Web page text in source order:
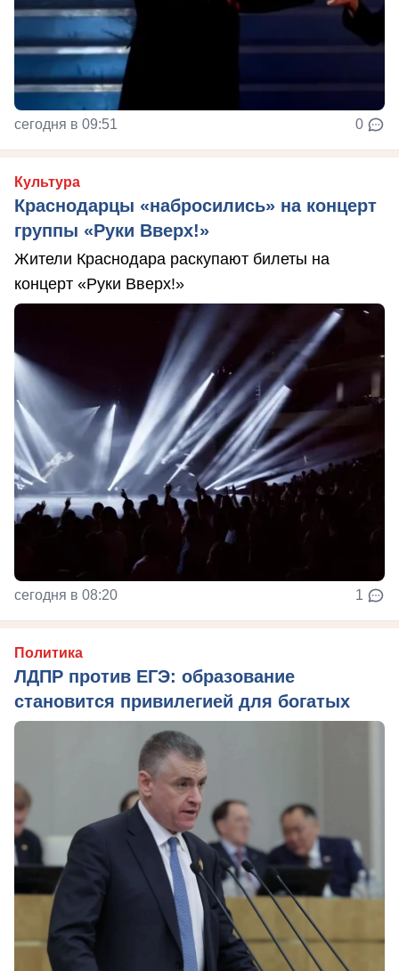
сегодня в 09:51 0
Культура
Краснодарцы «набросились» на концерт
группы «Руки Вверх!»
Жители Краснодара раскупают билеты на
концерт «Руки Вверх!»
сегодня в 08:20 1
Политика
ЛДПР против ЕГЭ: образование
становится привилегией для богатых